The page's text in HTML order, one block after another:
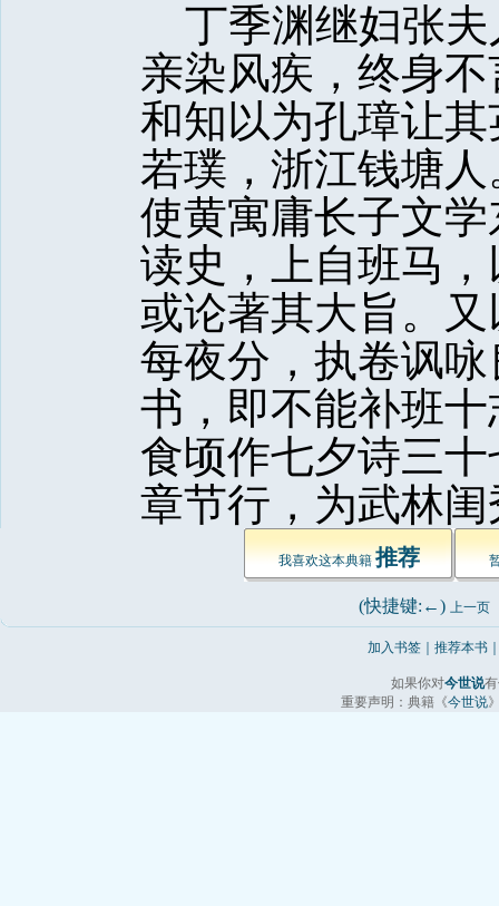
丁季渊继妇张夫
亲染风疾，终身
和知以为孔璋让
若璞，浙江钱塘
使黄寓庸长子文
读史，上自班马
或论著其大旨。
每夜分，执卷讽
书，即不能补班
食顷作七夕诗三
章节行，为武林
我喜欢这本典籍 推荐
(快捷键:←) 上一页
加入书签 推荐本书
如果你对今世说
重要声明：典籍《今世说